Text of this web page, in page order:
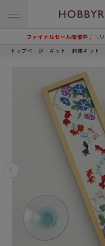
ファイナルセール開催中♪＼
トップページ キット 刺繍キット